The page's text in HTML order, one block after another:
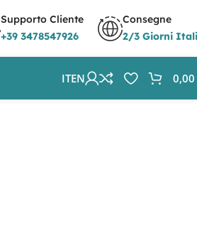
Supporto Cliente
+39 3478547926
Consegne
2/3 Giorni
ITEN
0,00